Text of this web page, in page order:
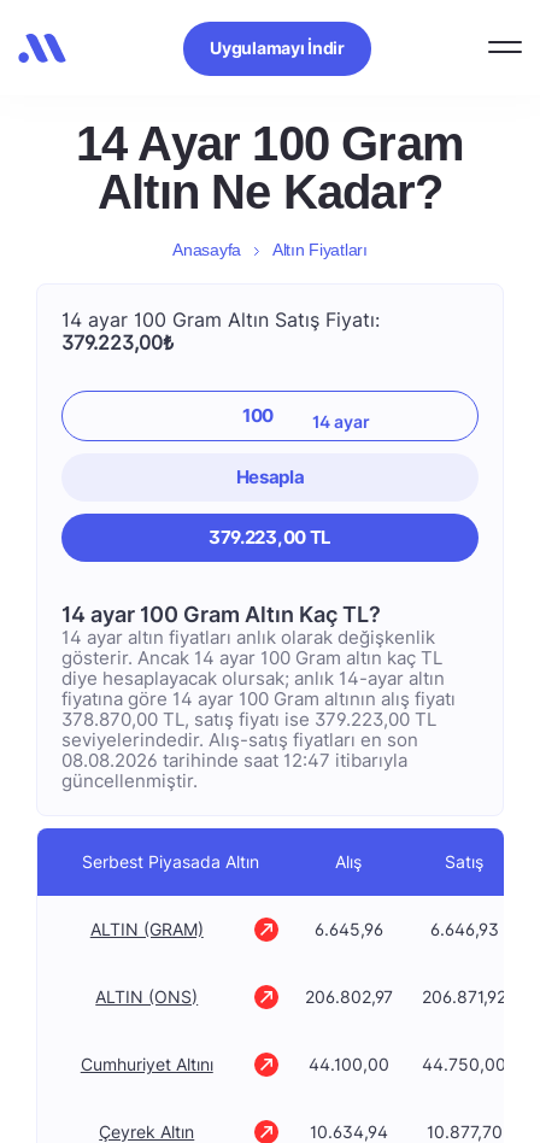
Uygulamayı İndir
14 Ayar 100 Gram
Altın Ne Kadar?
Anasayfa Altın Fiyatları
14 ayar 100 Gram Altın Satış Fiyatı:
379.223,00₺
Hesapla
379.223,00 TL
14 ayar 100 Gram Altın Kaç TL?
14 ayar altın fiyatları anlık olarak değişkenlik
gösterir. Ancak 14 ayar 100 Gram altın kaç TL
diye hesaplayacak olursak; anlık 14-ayar altın
fiyatına göre 14 ayar 100 Gram altının alış fiyatı
378.870,00 TL, satış fiyatı ise 379.223,00 TL
seviyelerindedir. Alış-satış fiyatları en son
08.08.2026 tarihinde saat 12:47 itibarıyla
güncellenmiştir.
Serbest Piyasada Altın Alış Satış
ALTIN (GRAM) 6.645,96 6.646,93
ALTIN (ONS) 206.802,97 206.871,92
Cumhuriyet Altını 44.100,00 44.750,00
Çeyrek Altın 10.634,94 10.877,70